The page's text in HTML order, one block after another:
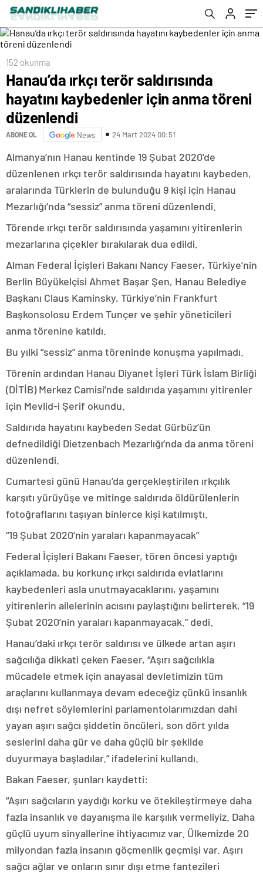
152 okunma
Hanau’da ırkçı terör saldırısında
hayatını kaybedenler için anma töreni
düzenlendi
ABONE OL News 24 Mart 2024 00:51
Almanya’nın Hanau kentinde 19 Şubat 2020’de
düzenlenen ırkçı terör saldırısında hayatını kaybeden,
aralarında Türklerin de bulunduğu 9 kişi için Hanau
Mezarlığı’nda “sessiz” anma töreni düzenlendi.
Törende ırkçı terör saldırısında yaşamını yitirenlerin
mezarlarına çiçekler bırakılarak dua edildi.
Alman Federal İçişleri Bakanı Nancy Faeser, Türkiye’nin
Berlin Büyükelçisi Ahmet Başar Şen, Hanau Belediye
Başkanı Claus Kaminsky, Türkiye’nin Frankfurt
Başkonsolosu Erdem Tunçer ve şehir yöneticileri
anma törenine katıldı.
Bu yılki “sessiz” anma töreninde konuşma yapılmadı.
Törenin ardından Hanau Diyanet İşleri Türk İslam Birliği
(DİTİB) Merkez Camisi’nde saldırıda yaşamını yitirenler
için Mevlid-i Şerif okundu.
Saldırıda hayatını kaybeden Sedat Gürbüz’ün
defnedildiği Dietzenbach Mezarlığı’nda da anma töreni
düzenlendi.
Cumartesi günü Hanau’da gerçekleştirilen ırkçılık
karşıtı yürüyüşe ve mitinge saldırıda öldürülenlerin
fotoğraflarını taşıyan binlerce kişi katılmıştı.
“19 Şubat 2020’nin yaraları kapanmayacak”
Federal İçişleri Bakanı Faeser, tören öncesi yaptığı
açıklamada, bu korkunç ırkçı saldırıda evlatlarını
kaybedenleri asla unutmayacaklarını, yaşamını
yitirenlerin ailelerinin acısını paylaştığını belirterek, “19
Şubat 2020’nin yaraları kapanmayacak.” dedi.
Hanau’daki ırkçı terör saldırısı ve ülkede artan aşırı
sağcılığa dikkati çeken Faeser, “Aşırı sağcılıkla
mücadele etmek için anayasal devletimizin tüm
araçlarını kullanmaya devam edeceğiz çünkü insanlık
dışı nefret söylemlerini parlamentolarımızdan dahi
yayan aşırı sağcı şiddetin öncüleri, son dört yılda
seslerini daha gür ve daha güçlü bir şekilde
duyurmaya başladılar.” ifadelerini kullandı.
Bakan Faeser, şunları kaydetti:
“Aşırı sağcıların yaydığı korku ve ötekileştirmeye daha
fazla insanlık ve dayanışma ile karşılık vermeliyiz. Daha
güçlü uyum sinyallerine ihtiyacımız var. Ülkemizde 20
milyondan fazla insanın göçmenlik geçmişi var. Aşırı
sağcı ağlar ve onların sınır dışı etme fantezileri